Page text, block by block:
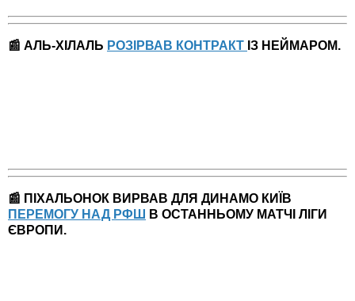
📰 АЛЬ-ХІЛАЛЬ РОЗІРВАВ КОНТРАКТ ІЗ НЕЙМАРОМ.
📰 ПІХАЛЬОНОК ВИРВАВ ДЛЯ ДИНАМО КИЇВ
ПЕРЕМОГУ НАД РФШ В ОСТАННЬОМУ МАТЧІ ЛІГИ
ЄВРОПИ.